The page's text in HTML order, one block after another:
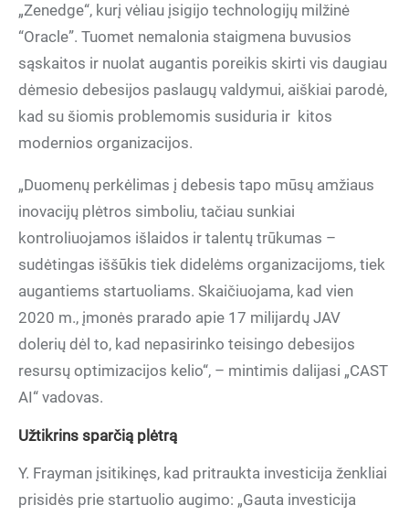
„Zenedge“, kurį vėliau įsigijo technologijų milžinė
“Oracle”. Tuomet nemalonia staigmena buvusios
sąskaitos ir nuolat augantis poreikis skirti vis daugiau
dėmesio debesijos paslaugų valdymui, aiškiai parodė,
kad su šiomis problemomis susiduria ir kitos
modernios organizacijos.
„Duomenų perkėlimas į debesis tapo mūsų amžiaus
inovacijų plėtros simboliu, tačiau sunkiai
kontroliuojamos išlaidos ir talentų trūkumas –
sudėtingas iššūkis tiek didelėms organizacijoms, tiek
augantiems startuoliams. Skaičiuojama, kad vien
2020 m., įmonės prarado apie 17 milijardų JAV
dolerių dėl to, kad nepasirinko teisingo debesijos
resursų optimizacijos kelio“, – mintimis dalijasi „CAST
AI“ vadovas.
Užtikrins sparčią plėtrą
Y. Frayman įsitikinęs, kad pritraukta investicija ženkliai
prisidės prie startuolio augimo: „Gauta investicija